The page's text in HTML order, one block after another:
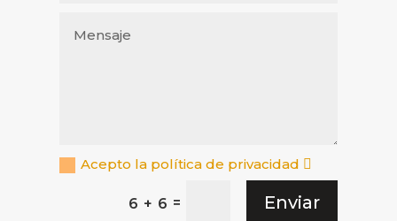
Acepto la política de privacidad
6 + 6 = Enviar